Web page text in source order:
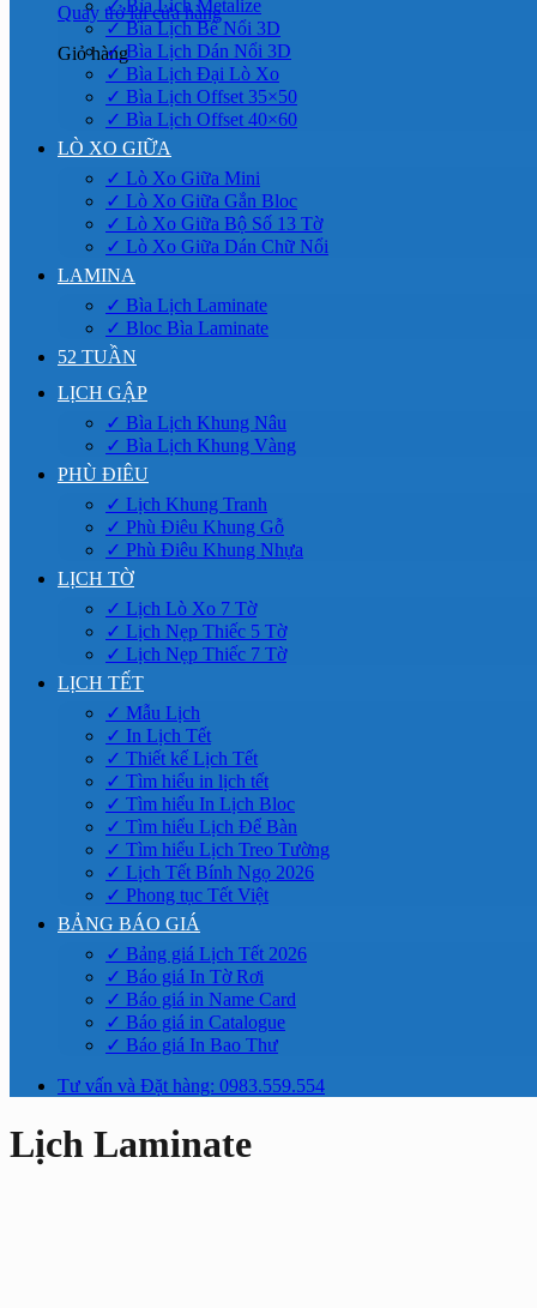
Quay trở lại cửa hàng
Giỏ hàng
✓ Bìa Lịch Metalize
✓ Bìa Lịch Bế Nổi 3D
✓ Bìa Lịch Dán Nổi 3D
✓ Bìa Lịch Đại Lò Xo
✓ Bìa Lịch Offset 35×50
✓ Bìa Lịch Offset 40×60
LÒ XO GIỮA
✓ Lò Xo Giữa Mini
✓ Lò Xo Giữa Gắn Bloc
✓ Lò Xo Giữa Bộ Số 13 Tờ
✓ Lò Xo Giữa Dán Chữ Nổi
LAMINA
✓ Bìa Lịch Laminate
✓ Bloc Bìa Laminate
52 TUẦN
LỊCH GẬP
✓ Bìa Lịch Khung Nâu
✓ Bìa Lịch Khung Vàng
PHÙ ĐIÊU
✓ Lịch Khung Tranh
✓ Phù Điêu Khung Gỗ
✓ Phù Điêu Khung Nhựa
LỊCH TỜ
✓ Lịch Lò Xo 7 Tờ
✓ Lịch Nẹp Thiếc 5 Tờ
✓ Lịch Nẹp Thiếc 7 Tờ
LỊCH TẾT
✓ Mẫu Lịch
✓ In Lịch Tết
✓ Thiết kế Lịch Tết
✓ Tìm hiểu in lịch tết
✓ Tìm hiểu In Lịch Bloc
✓ Tìm hiểu Lịch Để Bàn
✓ Tìm hiểu Lịch Treo Tường
✓ Lịch Tết Bính Ngọ 2026
✓ Phong tục Tết Việt
BẢNG BÁO GIÁ
✓ Bảng giá Lịch Tết 2026
✓ Báo giá In Tờ Rơi
✓ Báo giá in Name Card
✓ Báo giá in Catalogue
✓ Báo giá In Bao Thư
Tư vấn và Đặt hàng: 0983.559.554
Lịch Laminate